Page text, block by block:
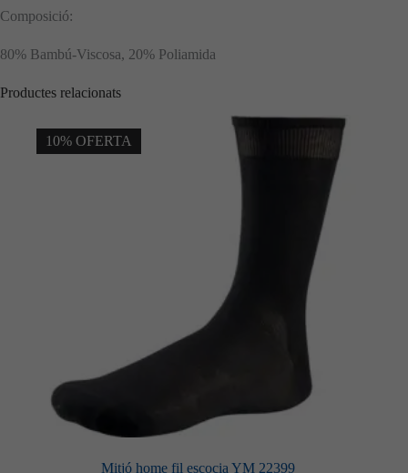
Composició:
80% Bambú-Viscosa, 20% Poliamida
Productes relacionats
10% OFERTA
Mitjó home fil escocia YM 22399